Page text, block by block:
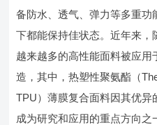
备防水、透气、弹力等多重
下都能保持佳状态。近年来，
越来越多的高性能面料被应用
造，其中，热塑性聚氨酯（
TPU）薄膜复合面料因其优异
成为研究和应用的重点方向之